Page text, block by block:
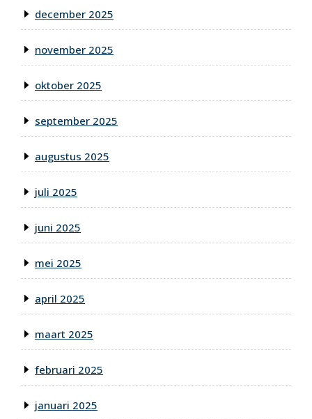
december 2025
november 2025
oktober 2025
september 2025
augustus 2025
juli 2025
juni 2025
mei 2025
april 2025
maart 2025
februari 2025
januari 2025